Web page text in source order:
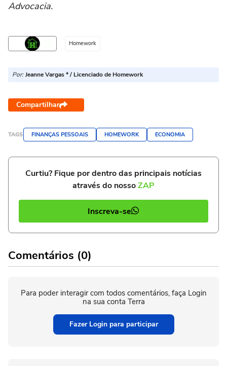
Advocacia.
Homework
Por: Jeanne Vargas * / Licenciado de Homework
Compartilhar
TAGS FINANÇAS PESSOAIS HOMEWORK ECONOMIA
Curtiu? Fique por dentro das principais notícias
através do nossoZAP
Inscreva-se
Comentários (0)
Para poder interagir com todos comentários, faça Login
na sua conta Terra
Fazer Login para participar